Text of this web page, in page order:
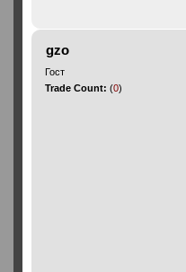
gzo
Гост
Trade Count:(0)